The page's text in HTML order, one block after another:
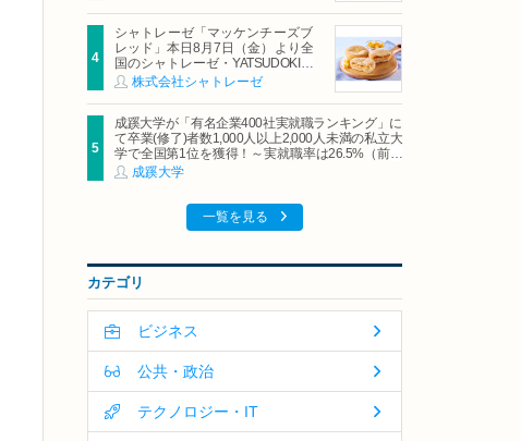
シャトレーゼ「マッケンチーズブ
レッド」本日8月7日（金）より全
国のシャトレーゼ・YATSUDOKIで
発売株式会社シャトレーゼ
成蹊大学が「有名企業400社実就職ランキング」に
て卒業(修了)者数1,000人以上2,000人未満の私立大
学で全国第1位を獲得！～実就職率は26.5%（前年
比＋4.3pt）に伸長、東京の私立大学でも10位にラ
ンクイン～
成蹊大学
一覧を見る
カテゴリ
ビジネス
公共・政治
テクノロジー・IT